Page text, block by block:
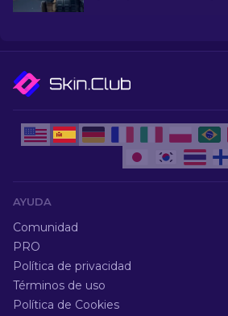
AYUDA
Comunidad
PRO
Política de privacidad
Términos de uso
Política de Cookies